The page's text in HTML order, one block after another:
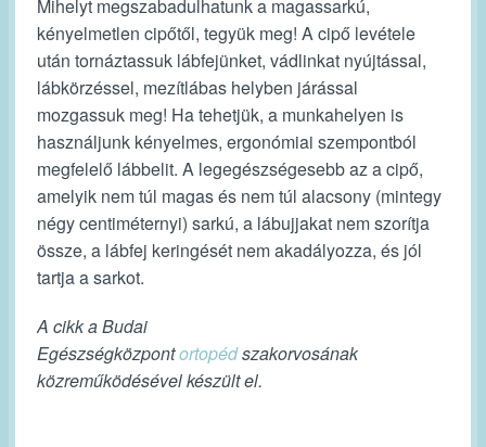
Mihelyt megszabadulhatunk a magassarkú,
kényelmetlen cipőtől, tegyük meg! A cipő levétele
után tornáztassuk lábfejünket, vádlinkat nyújtással,
lábkörzéssel, mezítlábas helyben járással
mozgassuk meg! Ha tehetjük, a munkahelyen is
használjunk kényelmes, ergonómiai szempontból
megfelelő lábbelit. A legegészségesebb az a cipő,
amelyik nem túl magas és nem túl alacsony (mintegy
négy centiméternyi) sarkú, a lábujjakat nem szorítja
össze, a lábfej keringését nem akadályozza, és jól
tartja a sarkot.
A cikk a Budai
Egészségközpontortopédszakorvosának
közreműködésével készült el.